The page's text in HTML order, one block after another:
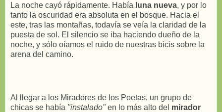
La noche cayó rápidamente. Había luna nueva, y por lo
tanto la oscuridad era absoluta en el bosque. Hacia el
este, tras las montañas, todavía se veía la claridad de la
puesta de sol. El silencio se iba haciendo dueño de la
noche, y sólo oíamos el ruido de nuestras bicis sobre la
arena del camino.
Al llegar a los Miradores de los Poetas, un grupo de
chicas se había "instalado"en lo más alto del mirador